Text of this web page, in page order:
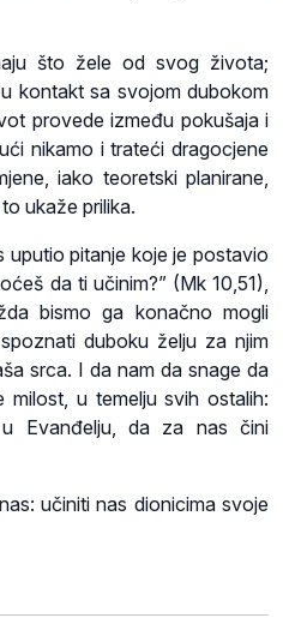
što žele od svog života;
kontakt sa svojom dubokom
provede između pokušaja i
nikamo i trateći dragocjene
iako teoretski planirane,
ukaže prilika.
uputio pitanje koje je postavio
da ti učinim?” (Mk 10,51),
bismo ga konačno mogli
duboku želju za njim
srca. I da nam da snage da
milost, u temelju svih ostalih:
Evanđelju, da za nas čini
učiniti nas dionicima svoje